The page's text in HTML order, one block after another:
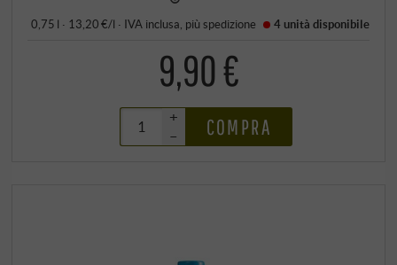
0,75 l · 13,20 €/l · IVA inclusa , piùspedizione 4 unità disponibile
9,90 €
+
–
COMPRA